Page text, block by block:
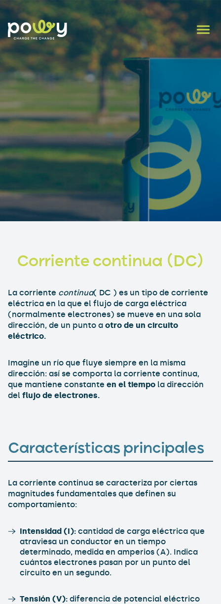
Corriente continua (DC)
La corriente continua( DC ) es un tipo de corriente
eléctrica en la que el flujo de carga eléctrica
(normalmente electrones) se mueve en una sola
dirección, de un punto a otro de un circuito
eléctrico.
Imagine un río que fluye siempre en la misma
dirección: así se comporta la corriente continua,
que mantiene constante en el tiempo la dirección
del flujo de electrones.
Características principales
La corriente continua se caracteriza por ciertas
magnitudes fundamentales que definen su
comportamiento:
Intensidad (I): cantidad de carga eléctrica que
atraviesa un conductor en un tiempo
determinado, medida en amperios (A). Indica
cuántos electrones pasan por un punto del
circuito en un segundo.
Tensión (V): diferencia de potencial eléctrico